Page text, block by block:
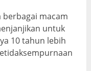
macam
untuk
10 tahun lebih